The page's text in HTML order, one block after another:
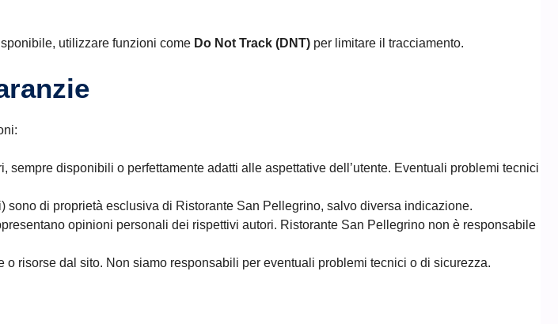
utilizzare funzioni come Do Not Track (DNT) per limitare il tracciamento.
disponibili o perfettamente adatti alle aspettative dell’utente. Eventuali problemi tecnici
di proprietà esclusiva di Ristorante San Pellegrino, salvo diversa indicazione.
opinioni personali dei rispettivi autori. Ristorante San Pellegrino non è responsabile
o risorse dal sito. Non siamo responsabili per eventuali problemi tecnici o di sicurezza.